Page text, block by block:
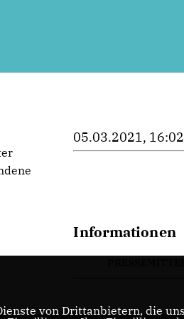
05.03.2021,
Informationen
von Drittanbietern, die